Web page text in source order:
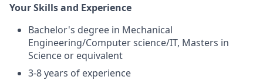
Your Skills and Experience
Bachelor's degree in Mechanical
Engineering/Computer science/IT, Masters in
Science or equivalent
3-8 years of experience